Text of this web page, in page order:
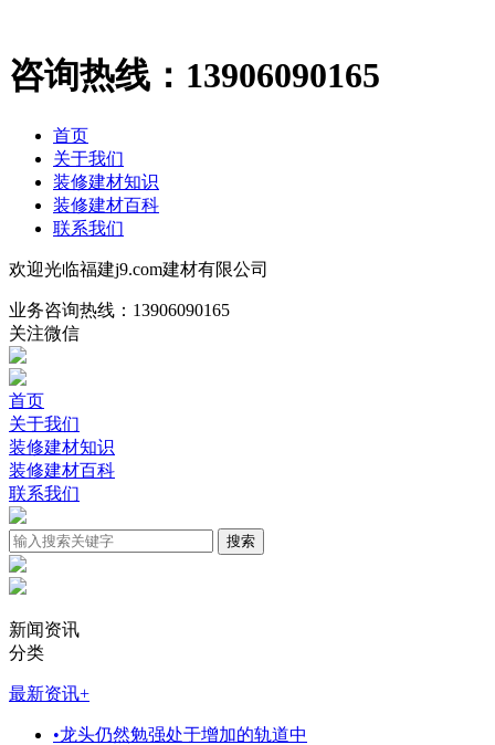
咨询热线： 13906090165
首页
关于我们
装修建材知识
装修建材百科
联系我们
欢迎光临福建j9.com建材有限公司
业务咨询热线： 13906090165
关注微信
首页
关于我们
装修建材知识
装修建材百科
联系我们
新闻资讯
分类
最新资讯+
•龙头仍然勉强处于增加的轨道中